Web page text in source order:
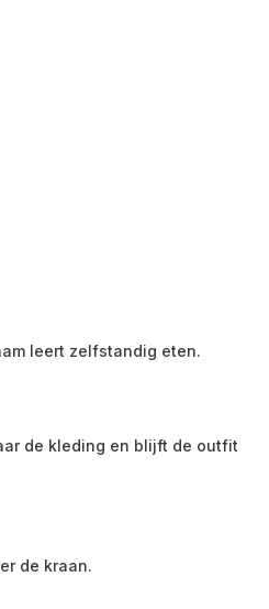
leert zelfstandig eten.
de kleding en blijft de outfit
de kraan.